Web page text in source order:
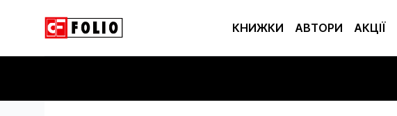
КНИЖКИ АВТОРИ АКЦІЇ